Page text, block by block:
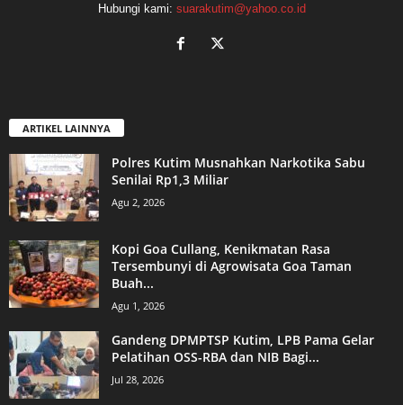
Hubungi kami: suarakutim@yahoo.co.id
ARTIKEL LAINNYA
Polres Kutim Musnahkan Narkotika Sabu
Senilai Rp1,3 Miliar
Agu 2, 2026
Kopi Goa Cullang, Kenikmatan Rasa
Tersembunyi di Agrowisata Goa Taman
Buah...
Agu 1, 2026
Gandeng DPMPTSP Kutim, LPB Pama Gelar
Pelatihan OSS-RBA dan NIB Bagi...
Jul 28, 2026